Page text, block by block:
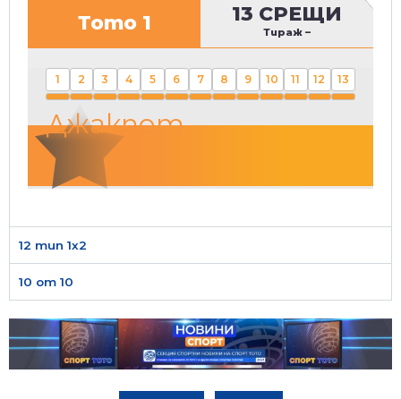
Тото 1 13 СРЕЩИ
Тираж –
1 2 3 4 5 6 7 8 9 10 11 12 13
Джакпот
12 тип 1х2
10 от 10